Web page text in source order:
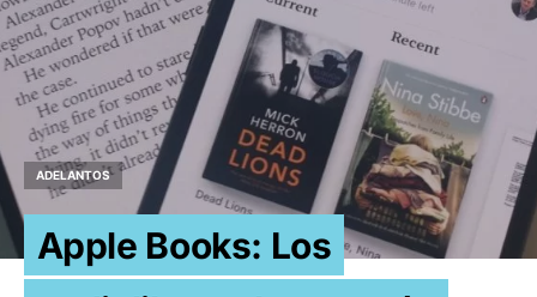
ADELANTOS
Apple Books: Los